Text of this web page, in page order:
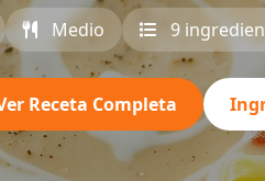
Medio 9
Receta Completa